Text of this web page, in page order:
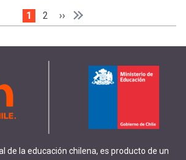
Página actual
1 Page
2 Siguiente página
›› Última página
Última »
de la educación chilena, es producto de un